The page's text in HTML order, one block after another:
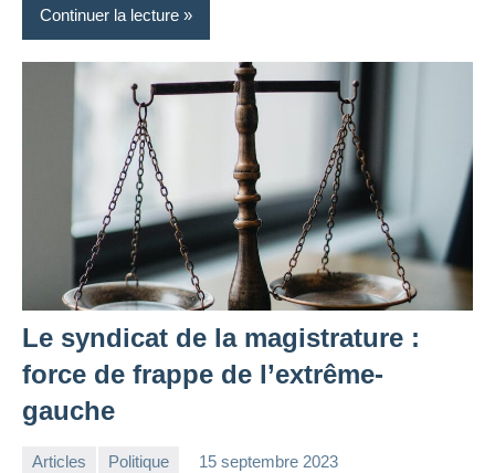
Continuer la lecture
Le syndicat de la magistrature :
force de frappe de l’extrême-
gauche
Articles Politique 15 septembre 2023